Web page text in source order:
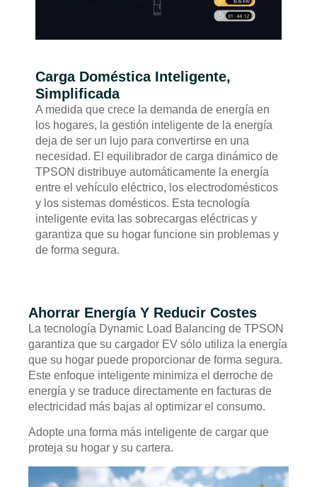
Carga Doméstica Inteligente,
Simplificada
A medida que crece la demanda de energía en
los hogares, la gestión inteligente de la energía
deja de ser un lujo para convertirse en una
necesidad. El equilibrador de carga dinámico de
TPSON distribuye automáticamente la energía
entre el vehículo eléctrico, los electrodomésticos
y los sistemas domésticos. Esta tecnología
inteligente evita las sobrecargas eléctricas y
garantiza que su hogar funcione sin problemas y
de forma segura.
Ahorrar Energía Y Reducir Costes
La tecnología Dynamic Load Balancing de TPSON
garantiza que su cargador EV sólo utiliza la energía
que su hogar puede proporcionar de forma segura.
Este enfoque inteligente minimiza el derroche de
energía y se traduce directamente en facturas de
electricidad más bajas al optimizar el consumo.
Adopte una forma más inteligente de cargar que
proteja su hogar y su cartera.